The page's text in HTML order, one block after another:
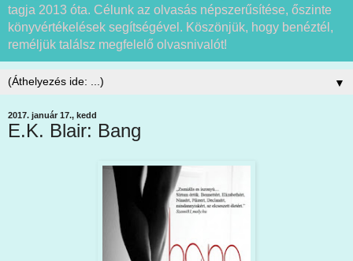
tagja 2013 óta. Célunk az olvasás népszerűsítése, őszinte
könyvértékelések segítségével. Köszönjük, hogy benéztél,
reméljük találsz megfelelő olvasnivalót!
▼
2017. január 17., kedd
E.K. Blair: Bang